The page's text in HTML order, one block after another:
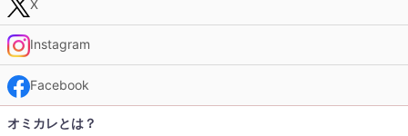
X
Instagram
Facebook
オミカレとは？